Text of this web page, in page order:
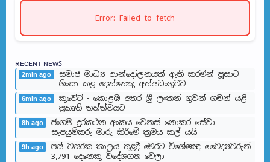
Error: Failed to fetch
ʀᴇᴄᴇɴᴛ ɴᴇᴡꜱ
2min ago
සමාජ මාධ්‍ය ආන්දෝලනයක් ඇති කරමින් පූසාට
හිංසා කළ දෙන්නෙකු අත්අඩංගුවට
6min ago
කුවේට් - කොළඹ අතර ශ්‍රී ලංකන් ගුවන් ගමන් යළි
ප්‍රකෘති තත්ත්වයට
8h ago
ජංගම දුරකථන අංකය වෙනස් නොකර සේවා
සැපයුම්කරු මාරු කිරීමේ ක්‍රමය කල් යයි
9h ago
පස් වසරක කාලය තුළදී මෙරට විශේෂඥ වෛද්‍යවරුන්
3,791 දෙනෙකු විදේශගත වෙලා